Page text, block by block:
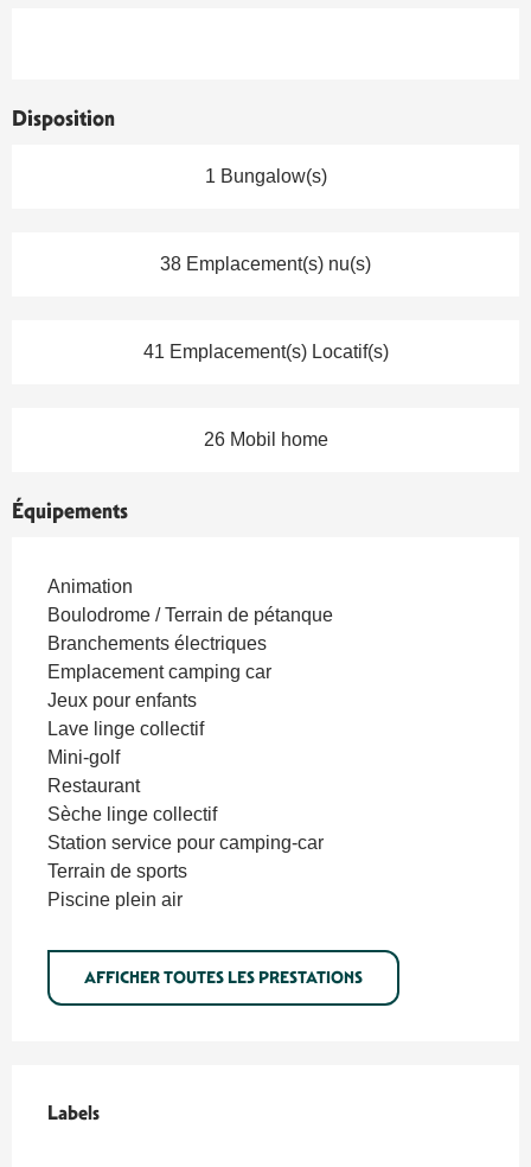
Disposition
1 Bungalow(s)
38 Emplacement(s) nu(s)
41 Emplacement(s) Locatif(s)
26 Mobil home
Équipements
Animation
Boulodrome / Terrain de pétanque
Branchements électriques
Emplacement camping car
Jeux pour enfants
Lave linge collectif
Mini-golf
Restaurant
Sèche linge collectif
Station service pour camping-car
Terrain de sports
Piscine plein air
AFFICHER TOUTES LES PRESTATIONS
Labels
Labels